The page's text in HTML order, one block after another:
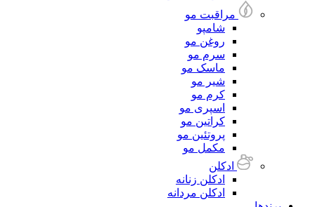
مراقبت مو
شامپو
روغن مو
سرم مو
ماسک مو
شیر مو
کرم مو
اسپری مو
کراتین مو
پروتئین مو
مکمل مو
ادکلن
ادکلن زنانه
ادکلن مردانه